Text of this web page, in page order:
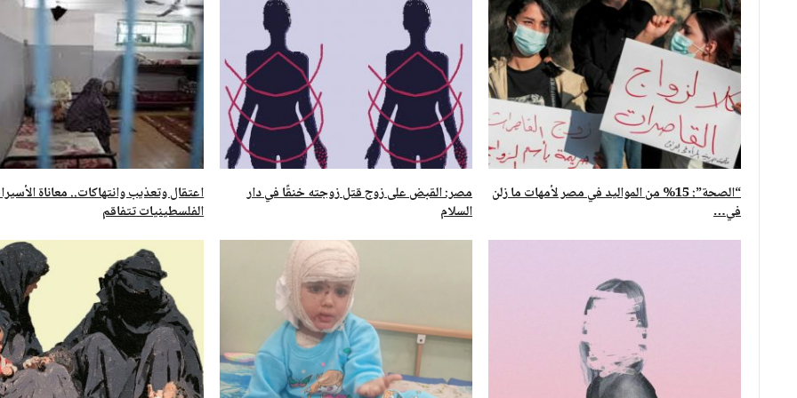
“الصحة”: 15% من المواليد في مصر لأمهات ما زلن
في…
مصر: القبض على زوج قتل زوجته خنقًا في دار
السلام
اعتقال وتعذيب وانتهاكات.. معاناة
الفلسطينيات تتفاقم